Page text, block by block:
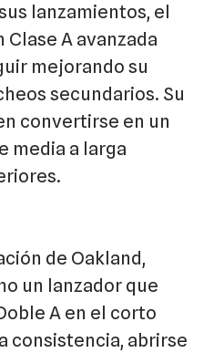
lanzamientos, el
A avanzada
mejorando su
secundarios. Su
convertirse en un
media a larga
de Oakland,
un lanzador que
A en el corto
consistencia, abrirse